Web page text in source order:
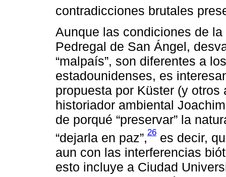
contradicciones brutales
Aunque las condiciones de
Pedregal de San Ángel,
“malpaís”, son diferentes a
estadounidenses, es
propuesta por Küster (y
historiador ambiental
de porqué “preservar” la
“dejarla en paz”,26 es decir,
aun con las interferencias
esto incluye a Ciudad